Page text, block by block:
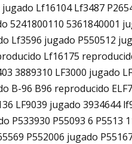
Lf16104 Lf3487
5241800110 5361840001
Lf3596 jugado P550512
Lf16175
3889310 LF3000 jugado
B-96 B96 reproducido
LF9039 jugado 3934644
P533930 P55093 6 P5513
P552006 jugado